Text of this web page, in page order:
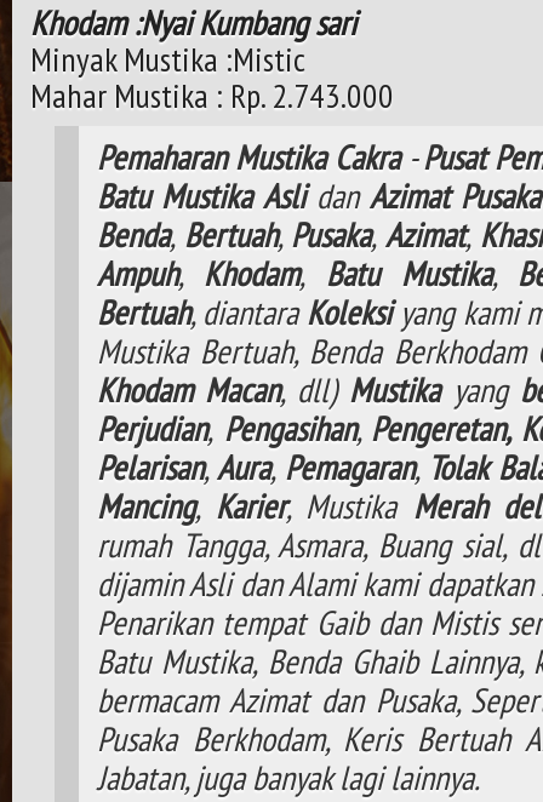
Khodam :Nyai Kumbang sari
Minyak Mustika :Mistic
Mahar Mustika : Rp. 2.743.000
Pemaharan Mustika Cakra-Pusat
Batu Mustika AslidanAzimat Pusaka
Benda, Bertuah,Pusaka,Azimat,
Ampuh, Khodam, Batu Mustika,
Bertuah, diantaraKoleksiyang kami
Mustika Bertuah, Benda
Khodam Macan, dll) Mustikayang
Perjudian, Pengasihan, Pengeretan,
Pelarisan,Aura, Pemagaran, Tolak
Mancing, Karier, Mustika Merah
rumah Tangga, Asmara, Buang sial,
dijamin Asli dan Alami kami
Penarikan tempat Gaib dan Mistis
Batu Mustika, Benda Ghaib
bermacam Azimat dan Pusaka,
Pusaka Berkhodam, Keris Bertuah
Jabatan, juga banyak lagi lainnya.